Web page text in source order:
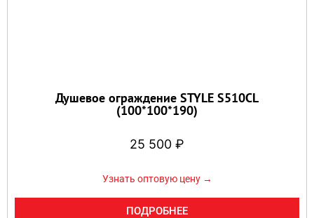
Душевое ограждение STYLE S510CL
(100*100*190)
25 500 ₽
Узнать оптовую цену →
ПОДРОБНЕЕ